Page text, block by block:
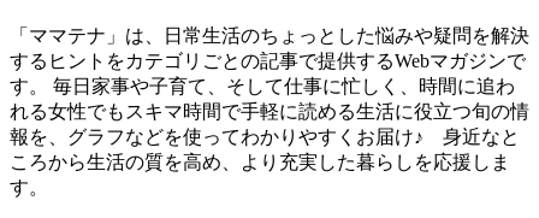
「ママテナ」は、日常生活のちょっとした悩みや疑問を解決
するヒントをカテゴリごとの記事で提供するWebマガジンで
す。 毎日家事や子育て、そして仕事に忙しく、時間に追わ
れる女性でもスキマ時間で手軽に読める生活に役立つ旬の情
報を、グラフなどを使ってわかりやすくお届け♪ 身近なと
ころから生活の質を高め、より充実した暮らしを応援しま
す。